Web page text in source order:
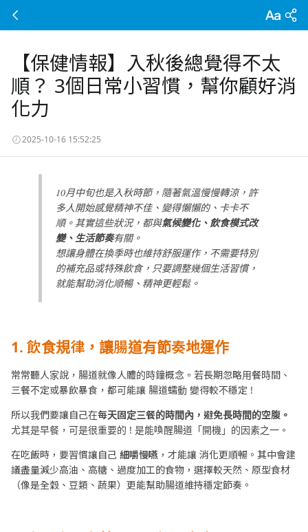
【保健情報】入秋後總覺得不太
順？ 3個日常小習慣，幫你顧好消
化力
2025-10-16 15:52:25
10月中旬也是入秋時節，隨著氣溫慢慢轉涼，許
多人開始感覺精神不佳、變得懶懶的、卡卡不
順。其實這些狀況，都與氣候變化、飲食模式改
變、生活節奏有關。
想讓身體在換季時也維持舒服運作，不需要特別
的補充品或特殊飲食，只要調整幾個生活習慣，
就能幫助消化順暢、精神更輕鬆。
1. 飲食規律，讓腸道有節奏地運作
常常聽人家說，腸道就像人體的時鐘概念。若長期忽略用餐時間、
三餐不定或暴飲暴食，都可能讓 腸道蠕動 變得較不穩定 !
所以我們要讓自己在每天固定三餐的時間內，避免長時間的空腹。
尤其是早餐，可是很重要的 ! 是能喚醒腸道「開機」的因素之一。
在吃飯時，要習慣讓自己 細嚼慢嚥 ，才能讓 消化更順暢。其中會建
議盡量減少高油、高糖、過度加工的食物，選擇較天然、原型食材
（像是全穀、豆類、蔬果）更能幫助腸道維持穩定節奏。